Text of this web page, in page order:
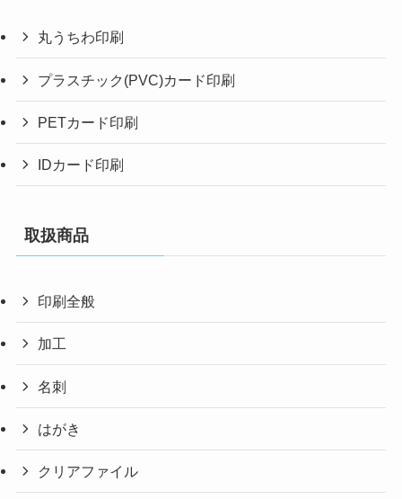
丸うちわ印刷
プラスチック(PVC)カード印刷
PETカード印刷
IDカード印刷
取扱商品
印刷全般
加工
名刺
はがき
クリアファイル